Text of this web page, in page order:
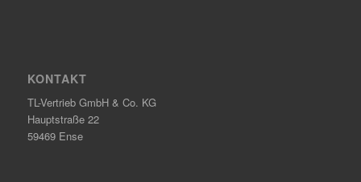
KONTAKT
TL-Vertrieb GmbH & Co. KG
Hauptstraße 22
59469 Ense